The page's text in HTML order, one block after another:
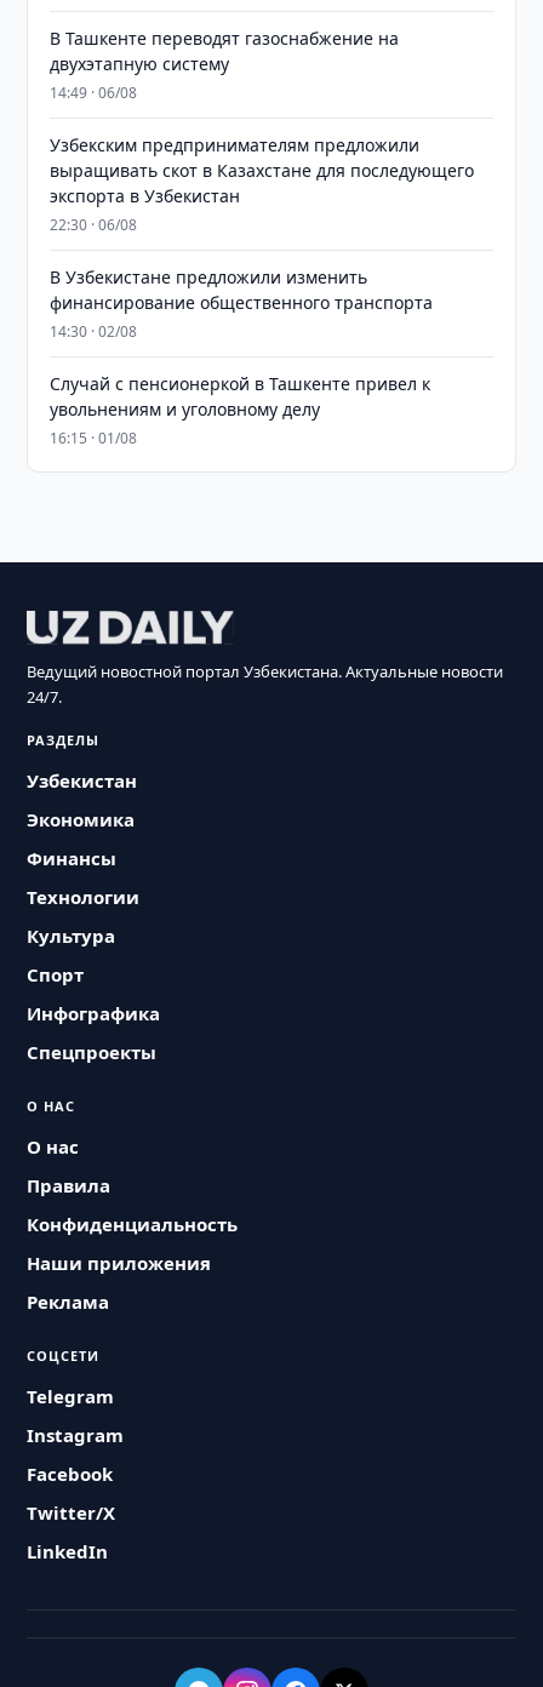
В Ташкенте переводят газоснабжение на
двухэтапную систему
14:49 · 06/08
Узбекским предпринимателям предложили
выращивать скот в Казахстане для последующего
экспорта в Узбекистан
22:30 · 06/08
В Узбекистане предложили изменить
финансирование общественного транспорта
14:30 · 02/08
Случай с пенсионеркой в Ташкенте привел к
увольнениям и уголовному делу
16:15 · 01/08
Ведущий новостной портал Узбекистана. Актуальные новости
24/7.
РАЗДЕЛЫ
Узбекистан
Экономика
Финансы
Технологии
Культура
Спорт
Инфографика
Спецпроекты
О НАС
О нас
Правила
Конфиденциальность
Наши приложения
Реклама
СОЦСЕТИ
Telegram
Instagram
Facebook
Twitter/X
LinkedIn